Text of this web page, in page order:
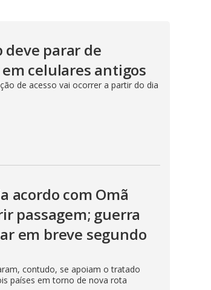
deve parar de
celulares antigos
de acesso vai ocorrer a partir do dia
acordo com Omã
passagem; guerra
em breve segundo
contudo, se apoiam o tratado
países em torno de nova rota